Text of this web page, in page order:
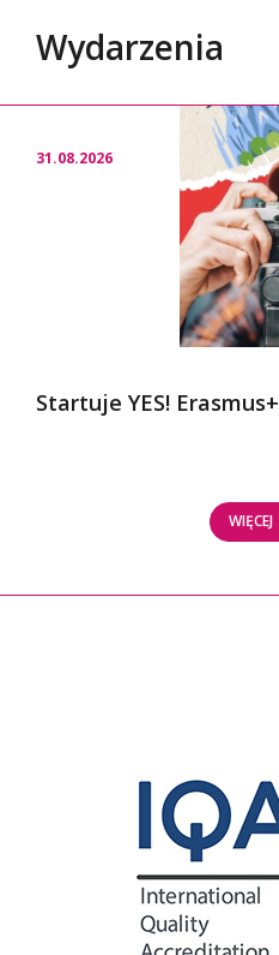
Wydarzenia
31.08.2026
Startuje YES! Erasmus+
WIĘCEJ